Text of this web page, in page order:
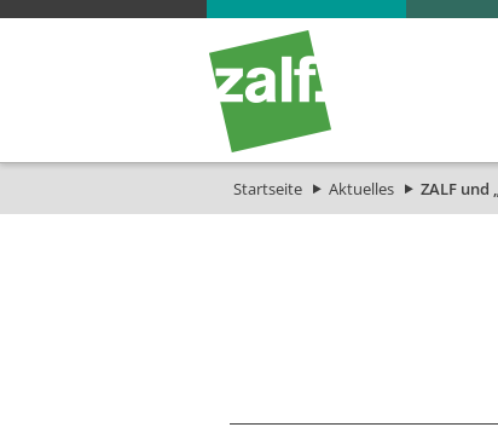
Startseite Aktuelles ZALF und